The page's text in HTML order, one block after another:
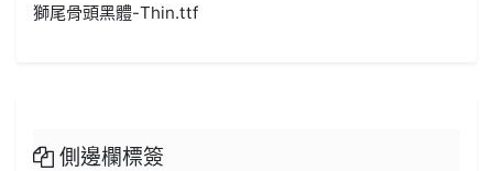
獅尾骨頭黑體-Thin.ttf
側邊欄標簽